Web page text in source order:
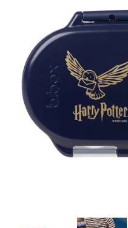
Misky, príbory
Skladovanie potravín
Výbava na príkrmy
Detské nože a krájače